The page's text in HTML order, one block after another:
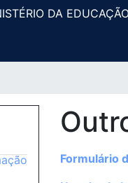
DA
Formulário